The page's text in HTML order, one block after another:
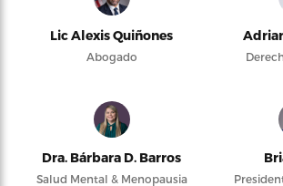
Lic Alexis Quiñones
Abogado
Dra. Bárbara D. Barros
Salud Mental & Menopausia